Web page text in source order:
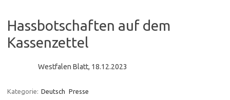
Hassbotschaften auf dem
Kassenzettel
Westfalen Blatt, 18.12.2023
Kategorie: Deutsch Presse